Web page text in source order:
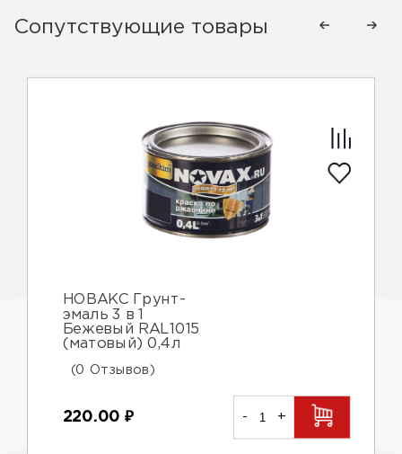
Сопутствующие товары
НОВАКС Грунт-
эмаль 3 в 1
Бежевый RAL1015
(матовый) 0,4л
(0 Отзывов)
220.00 ₽ - +